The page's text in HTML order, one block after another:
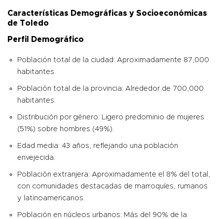
Características Demográficas y Socioeconómicas
de Toledo
Perfil Demográfico
Población total de la ciudad: Aproximadamente 87,000
habitantes.
Población total de la provincia: Alrededor de 700,000
habitantes.
Distribución por género: Ligero predominio de mujeres
(51%) sobre hombres (49%).
Edad media: 43 años, reflejando una población
envejecida.
Población extranjera: Aproximadamente el 8% del total,
con comunidades destacadas de marroquíes, rumanos
y latinoamericanos.
Población en núcleos urbanos: Más del 90% de la